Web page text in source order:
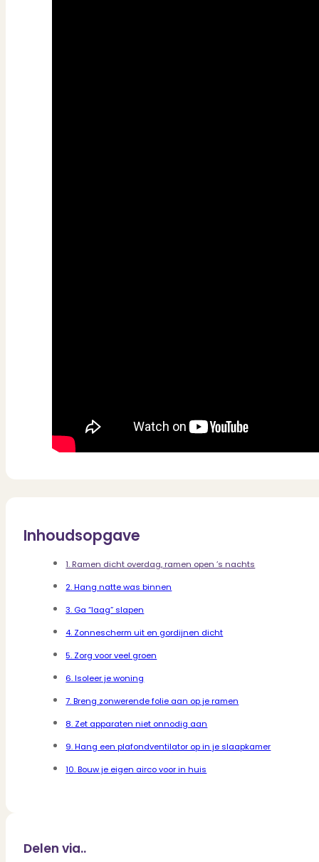
Inhoudsopgave
1. Ramen dicht overdag, ramen open ’s nachts
2. Hang natte was binnen
3. Ga “laag” slapen
4. Zonnescherm uit en gordijnen dicht
5. Zorg voor veel groen
6. Isoleer je woning
7. Breng zonwerende folie aan op je ramen
8. Zet apparaten niet onnodig aan
9. Hang een plafondventilator op in je slaapkamer
10. Bouw je eigen airco voor in huis
Delen via..